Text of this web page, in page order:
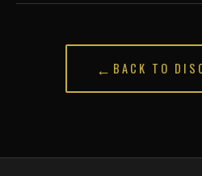
← BACK TO